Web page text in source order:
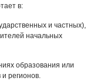
в:
и частных),
начальных
образования или
регионов.